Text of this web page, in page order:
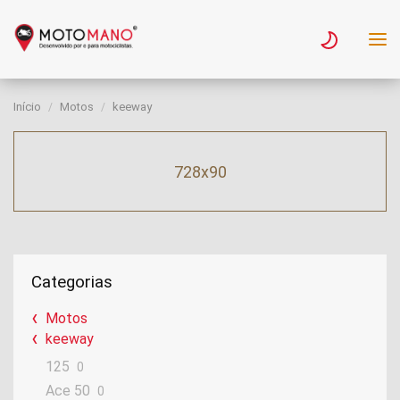
Início Motos keeway
728x90
Categorias
Motos
keeway
125
0
Ace 50 0